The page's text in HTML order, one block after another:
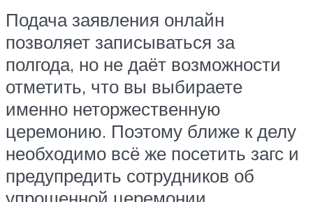
Подача заявления онлайн
позволяет записываться за
полгода, но не даёт возможности
отметить, что вы выбираете
именно неторжественную
церемонию. Поэтому ближе к делу
необходимо всё же посетить загс и
предупредить сотрудников об